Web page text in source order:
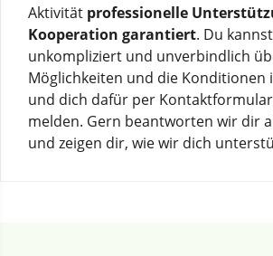
Aktivität professionelle
Kooperation garantiert. Du
unkompliziert und unverbindlich
Möglichkeiten und die Konditionen
und dich dafür per
melden. Gern beantworten wir dir
und zeigen dir, wie wir dich